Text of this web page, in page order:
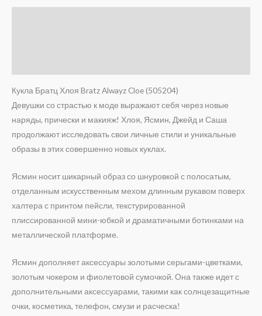
Кукла Братц Хлоя Bratz Alwayz Cloe (505204)
Девушки со страстью к моде выражают себя через новые
наряды, прически и макияж! Хлоя, Ясмин, Джейд и Саша
продолжают исследовать свои личные стили и уникальные
образы в этих совершенно новых куклах.
Ясмин носит шикарный образ со шнуровкой с полосатым,
отделанным искусственным мехом длинным рукавом поверх
халтера с принтом пейсли, текстурированной
плиссированной мини-юбкой и драматичными ботинками на
металлической платформе.
Ясмин дополняет аксессуары золотыми серьгами-цветками,
золотым чокером и фиолетовой сумочкой. Она также идет с
дополнительными аксессуарами, такими как солнцезащитные
очки, косметика, телефон, смузи и расческа!